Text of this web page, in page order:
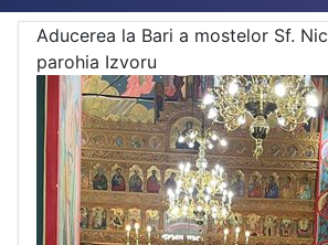
Aducerea la Bari a mostelor Sf.
parohia Izvoru